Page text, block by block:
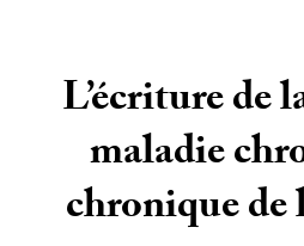
L’écriture de
maladie
chronique de